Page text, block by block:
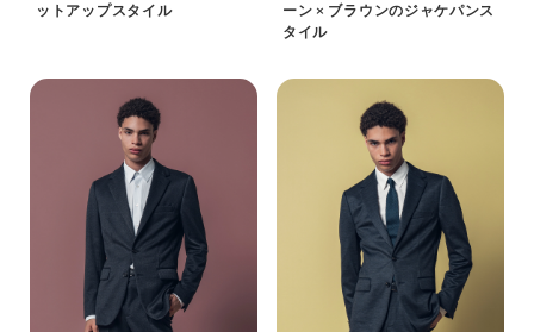
ットアップスタイル
ーン × ブラウンのジャケパンス
タイル